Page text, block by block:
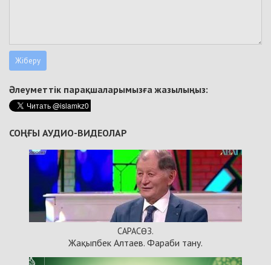
Әлеуметтік парақшаларымызға жазылыңыз:
СОҢҒЫ АУДИО-ВИДЕОЛАР
САРАСӨЗ.
Жақыпбек Алтаев. Фараби тану.